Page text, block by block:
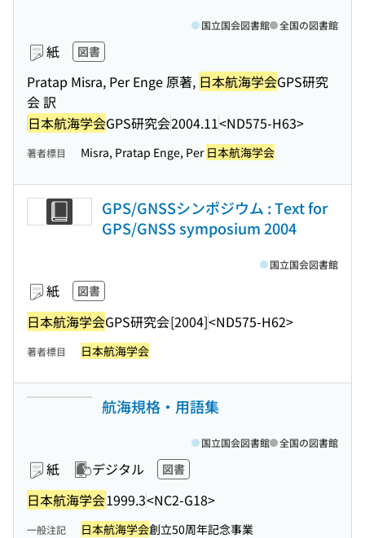
紙 図書
Pratap Misra, Per Enge 原著, 日本航海学会GPS研究
会 訳
日本航海学会GPS研究会2004.11<ND575-H63>
国立国会図書館 全国の図書館
著者標目 Misra, Pratap Enge, Per 日本航海学会
GPS/GNSSシンポジウム : Text for
GPS/GNSS symposium 2004
紙 図書
日本航海学会GPS研究会[2004]<ND575-H62>
国立国会図書館
著者標目 日本航海学会
航海規格・用語集
紙 デジタル 図書
日本航海学会1999.3<NC2-G18>
国立国会図書館 全国の図書館
一般注記 日本航海学会創立50周年記念事業